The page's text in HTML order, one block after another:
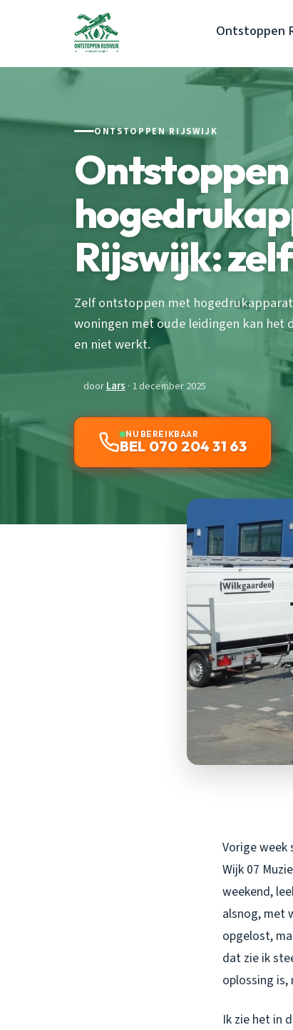
Ontstoppen
ONTSTOPPEN RIJSWIJK
Rijswijk:
Zelf ontstoppen met
woningen met oude leidingen kan
en niet werkt.
doorLars · 1 december 2025
NU BEREIKBAAR
BEL 070 204 31 63
Vorige week
Wijk 07
weekend,
alsnog, met
opgelost,
dat zie ik
oplossing is,
Ik zie het in